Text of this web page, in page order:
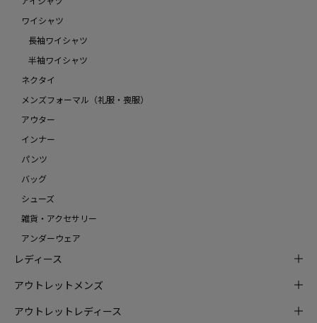
ワイシャツ
長袖ワイシャツ
半袖ワイシャツ
ネクタイ
メンズフォーマル（礼服・喪服）
アウター
インナー
パンツ
バッグ
シューズ
雑貨・アクセサリー
アンダーウェア
レディース
アウトレットメンズ
アウトレットレディース